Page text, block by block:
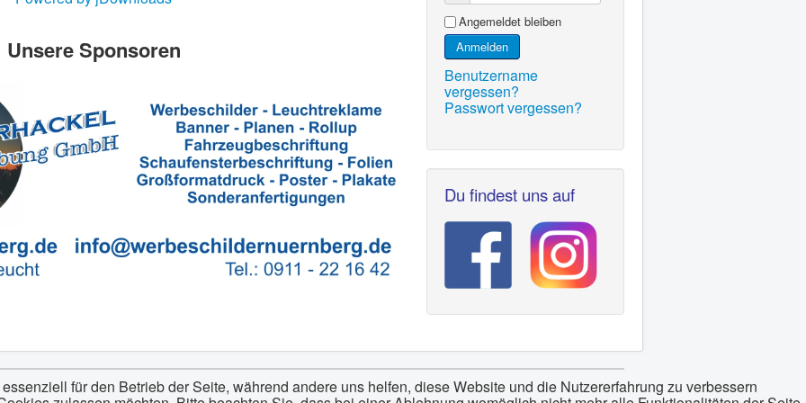
Unsere Sponsoren
Angemeldet bleiben
Anmelden
Benutzername
vergessen?
Passwort vergessen?
Du findest uns auf
für den Betrieb der Seite, während andere uns helfen, diese Website und die Nutzererfahrung zu verbessern